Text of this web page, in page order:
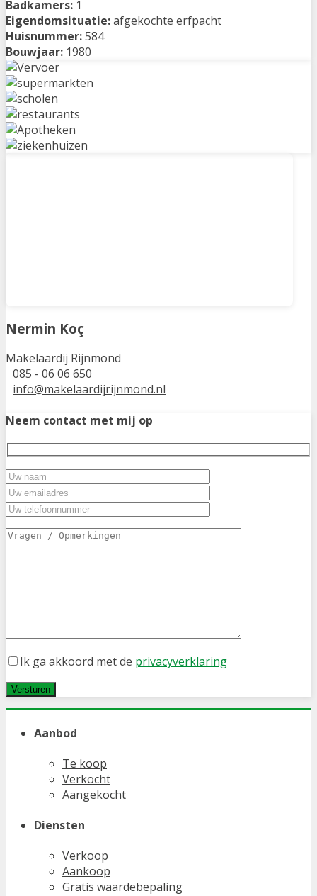
Badkamers: 1
Eigendomsituatie:afgekochte erfpacht
Huisnummer:584
Bouwjaar: 1980
Nermin Koç
Makelaardij Rijnmond
085 - 06 06 650
info@makelaardijrijnmond.nl
Neem contact met mij op
Ik ga akkoord met de privacyverklaring
Aanbod
Te koop
Verkocht
Aangekocht
Diensten
Verkoop
Aankoop
Gratis waardebepaling